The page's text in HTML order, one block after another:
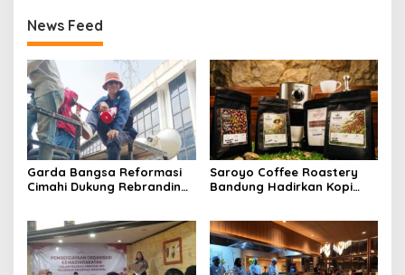
News Feed
Garda Bangsa Reformasi
Cimahi Dukung Rebranding
Pelayanan
Saroyo Coffee Roastery
Bandung Hadirkan Kopi